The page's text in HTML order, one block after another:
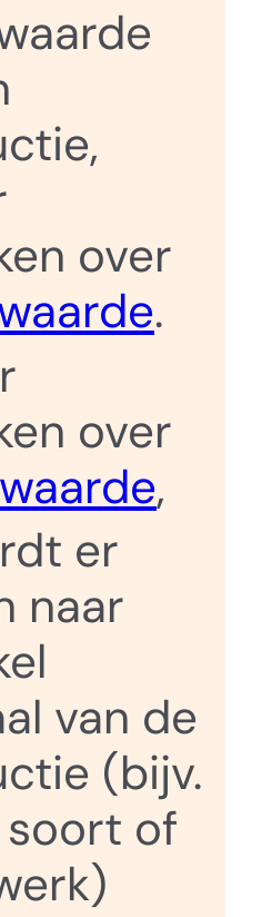
over
.
over
,
er
naar
van de
(bijv.
of